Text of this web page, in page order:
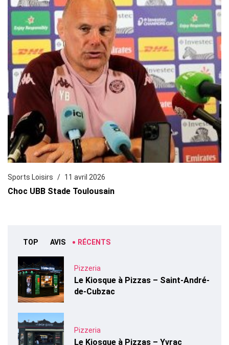
Sports Loisirs 11 avril 2026
Choc UBB Stade Toulousain
TOP AVIS RÉCENTS
Pizzeria
Le Kiosque à Pizzas – Saint-André-
de-Cubzac
Pizzeria
Le Kiosque à Pizzas – Yvrac